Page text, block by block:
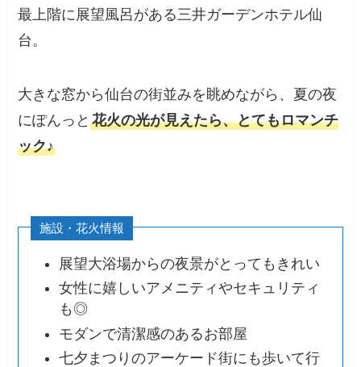
最上階に展望風呂がある三井ガーデンホテル仙
台。
大きな窓から仙台の街並みを眺めながら、夏の夜
にぽんっと花火の光が見えたら、とてもロマンチ
ック♪
施設・花火情報
展望大浴場からの夜景がとってもきれい
女性に嬉しいアメニティやセキュリティ
も◎
モダンで清潔感のあるお部屋
七夕まつりのアーケード街にも歩いて行